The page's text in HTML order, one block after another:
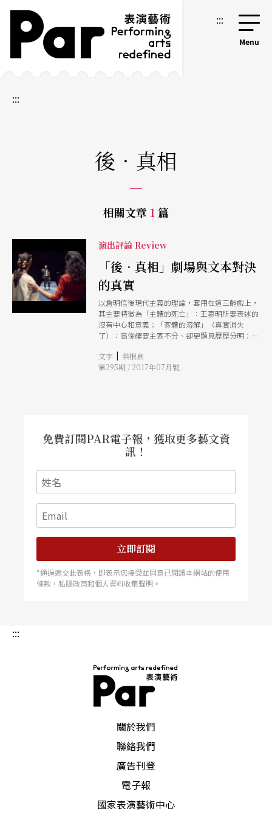
跳到主要內容區塊
網站導覽 :::
:::
後．真相
相關文章 1 篇
演出評論 Review
「後．真相」劇場與文本對決
的真實
以詹明信後現代主義的理論，套用在這三齣戲上，
其主要特徵為「主體的死亡」：王嘉明所要表述的
沒有中心和意義；「客體的溶解」（真實消失
了）：高俊耀要主客不分、卻更顯見歷歷分明；語
符徵不再對應去「回譯」成它們的符旨。但以過往
理論如此套用現今的製作，亦沒有多大的意義，只
文字 | 葉根泉
第295期 / 2017年07月號
免費訂閱PAR電子報，獲取更多藝文資
訊！
立即訂閱
*通過遞交此表格，即表示您接受並同意已閱讀本網站的使用
條款，私隱政策和個人資料收集聲明。
:::
關於我們
聯絡我們
廣告刊登
電子報
國家表演藝術中心